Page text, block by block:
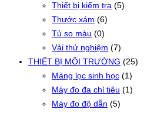
Thiết bị kiểm tra (5)
Thước xám (6)
Tủ so màu (0)
Vải thử nghiệm (7)
THIẾT BỊ MÔI TRƯỜNG (25)
Màng lọc sinh học (1)
Máy đo đa chỉ tiêu (1)
Máy đo độ dẫn (5)